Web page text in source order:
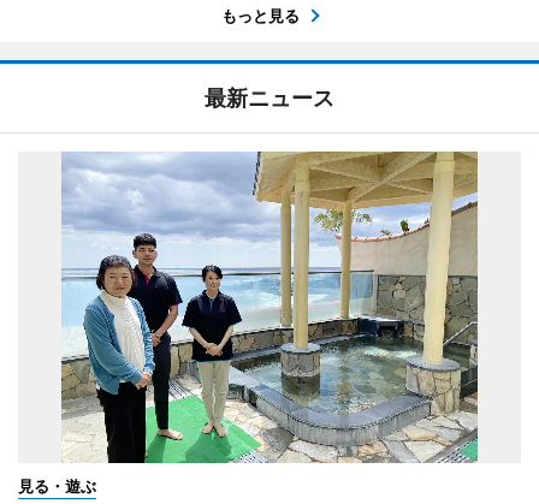
もっと見る
最新ニュース
見る・遊ぶ